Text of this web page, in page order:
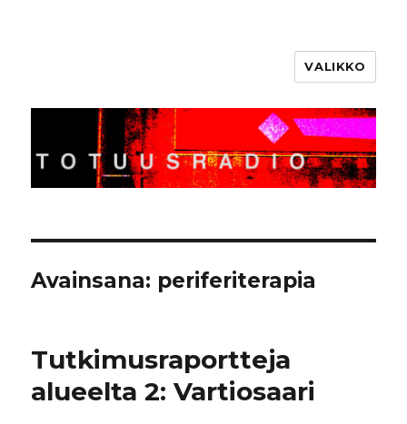
VALIKKO
Avainsana: periferiterapia
Tutkimusraportteja
alueelta 2: Vartiosaari